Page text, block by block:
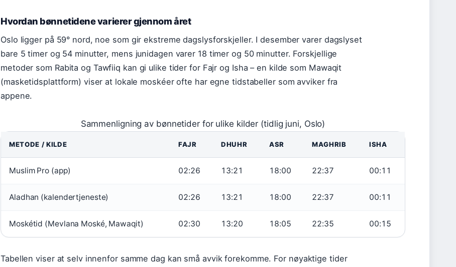
Hvordan bønnetidene varierer gjennom året
Oslo ligger på 59° nord, noe som gir ekstreme dagslysforskjeller. I desember varer dagslyset
bare 5 timer og 54 minutter, mens junidagen varer 18 timer og 50 minutter. Forskjellige
metoder som Rabita og Tawfiiq kan gi ulike tider for Fajr og Isha – en kilde som Mawaqit
(masketidsplattform) viser at lokale moskéer ofte har egne tidstabeller som avviker fra
appene.
Sammenligning av bønnetider for ulike kilder (tidlig juni, Oslo)
METODE / KILDE FAJR DHUHR ASR MAGHRIB ISHA
Muslim Pro (app) 02:26 13:21 18:00 22:37 00:11
Aladhan (kalendertjeneste) 02:26 13:21 18:00 22:37 00:11
Moskétid (Mevlana Moské, Mawaqit) 02:30 13:20 18:05 22:35 00:15
Tabellen viser at selv innenfor samme dag kan små avvik forekomme. For nøyaktige tider